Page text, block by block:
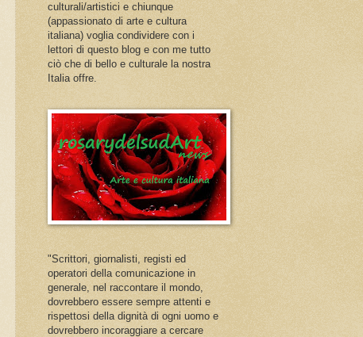
culturali/artistici e chiunque
(appassionato di arte e cultura
italiana) voglia condividere con i
lettori di questo blog e con me tutto
ciò che di bello e culturale la nostra
Italia offre.
"Scrittori, giornalisti, registi ed
operatori della comunicazione in
generale, nel raccontare il mondo,
dovrebbero essere sempre attenti e
rispettosi della dignità di ogni uomo e
dovrebbero incoraggiare a cercare